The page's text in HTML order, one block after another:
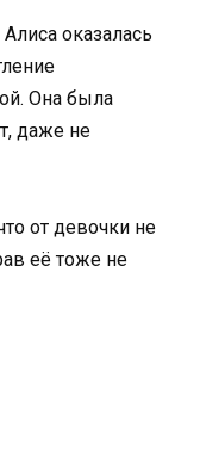
оказалась
Она была
даже не
от девочки не
её тоже не